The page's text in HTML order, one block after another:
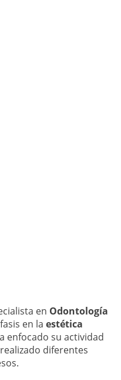
en Odontología
en la estética
enfocado su actividad
diferentes